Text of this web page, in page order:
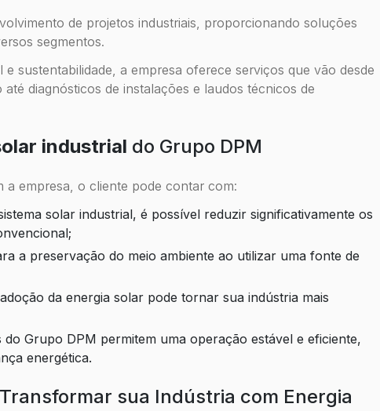
de projetos industriais, proporcionando soluções
segmentos.
sustentabilidade, a empresa oferece serviços que vão desde
diagnósticos de instalações e laudos técnicos de
industrial do Grupo DPM
empresa, o cliente pode contar com:
energética.
sua Indústria com Energia